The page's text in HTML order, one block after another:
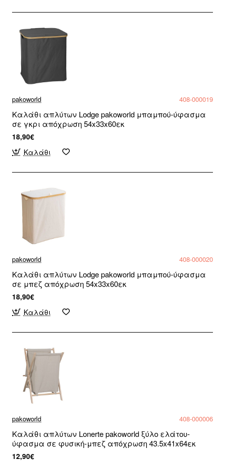
pakoworld 408-000019
Καλάθι απλύτων Lodge pakoworld μπαμπού-ύφασμα
σε γκρι απόχρωση 54x33x60εκ
18,90€
Καλάθι
pakoworld 408-000020
Καλάθι απλύτων Lodge pakoworld μπαμπού-ύφασμα
σε μπεζ απόχρωση 54x33x60εκ
18,90€
Καλάθι
pakoworld 408-000006
Καλάθι απλύτων Lonerte pakoworld ξύλο ελάτου-
ύφασμα σε φυσική-μπεζ απόχρωση 43.5x41x64εκ
12,90€